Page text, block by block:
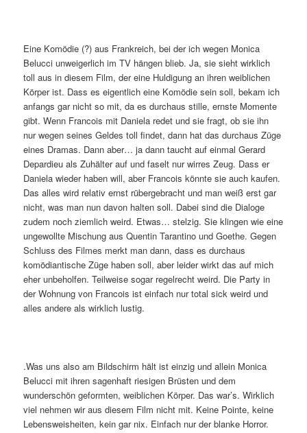
Eine Komödie (?) aus Frankreich, bei der ich wegen Monica
Belucci unweigerlich im TV hängen blieb. Ja, sie sieht wirklich
toll aus in diesem Film, der eine Huldigung an ihren weiblichen
Körper ist. Dass es eigentlich eine Komödie sein soll, bekam ich
anfangs gar nicht so mit, da es durchaus stille, ernste Momente
gibt. Wenn Francois mit Daniela redet und sie fragt, ob sie ihn
nur wegen seines Geldes toll findet, dann hat das durchaus Züge
eines Dramas. Dann aber… ja dann taucht auf einmal Gerard
Depardieu als Zuhälter auf und faselt nur wirres Zeug. Dass er
Daniela wieder haben will, aber Francois könnte sie auch kaufen.
Das alles wird relativ ernst rübergebracht und man weiß erst gar
nicht, was man nun davon halten soll. Dabei sind die Dialoge
zudem noch ziemlich weird. Etwas… stelzig. Sie klingen wie eine
ungewollte Mischung aus Quentin Tarantino und Goethe. Gegen
Schluss des Filmes merkt man dann, dass es durchaus
komödiantische Züge haben soll, aber leider wirkt das auf mich
eher unbeholfen. Teilweise sogar regelrecht weird. Die Party in
der Wohnung von Francois ist einfach nur total sick weird und
alles andere als wirklich lustig.
.Was uns also am Bildschirm hält ist einzig und allein Monica
Belucci mit ihren sagenhaft riesigen Brüsten und dem
wunderschön geformten, weiblichen Körper. Das war’s. Wirklich
viel nehmen wir aus diesem Film nicht mit. Keine Pointe, keine
Lebensweisheiten, kein gar nix. Einfach nur der blanke Horror.